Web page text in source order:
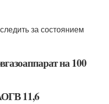
за состоянием
на 100
11,6